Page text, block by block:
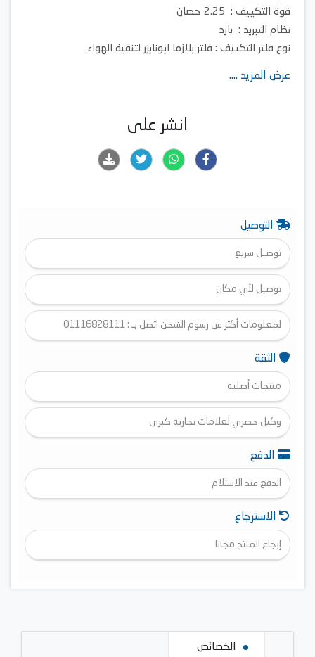
قوة التكييف : 2.25 حصان
نظام التبريد : بارد
نوع فلتر التكييف : فلتر بلازما ايونايزر لتنقية الهواء
الوضع الصامت الفائق
عرض المزيد ....
انشر على
التوصيل
توصيل سريع
توصيل لأي مكان
لمعلومات أكثر عن رسوم الشحن اتصل بـ : 01116828111
الثقة
منتجات أصلية
وكيل حصري لعلامات تجارية كبرى
الدفع
الدفع عند الاستلام
الاسترجاع
إرجاع المنتج مجانا
الخصائص